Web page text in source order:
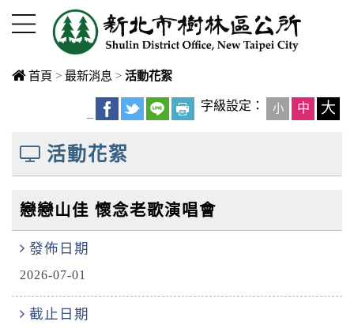
進入內容區塊
首頁 > 最新消息 > 活動花絮
字級設定： 小 中 大
活動花絮
戀戀山佳 懷念老歌演唱會
發佈日期
2026-07-01
截止日期